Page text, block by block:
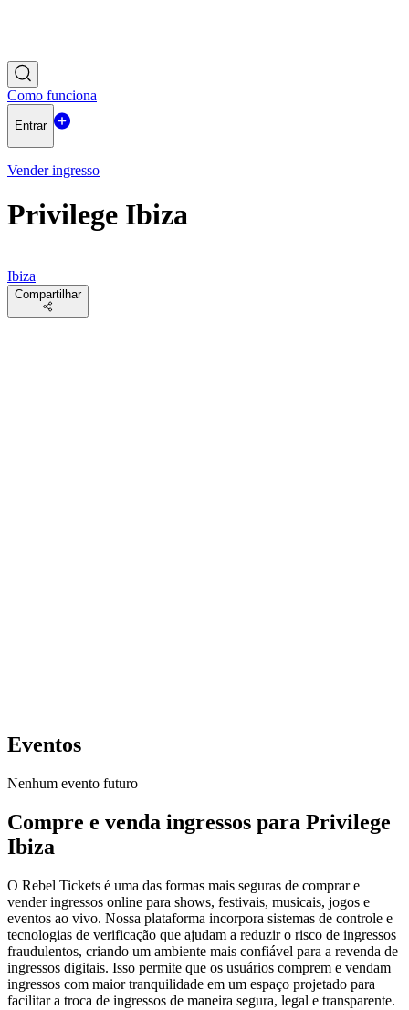
Como funciona
Entrar
Vender ingresso
Privilege Ibiza
Ibiza
Compartilhar
Eventos
Nenhum evento futuro
Compre e venda ingressos para Privilege
Ibiza
O Rebel Tickets é uma das formas mais seguras de comprar e
vender ingressos online para shows, festivais, musicais, jogos e
eventos ao vivo. Nossa plataforma incorpora sistemas de controle e
tecnologias de verificação que ajudam a reduzir o risco de ingressos
fraudulentos, criando um ambiente mais confiável para a revenda de
ingressos digitais. Isso permite que os usuários comprem e vendam
ingressos com maior tranquilidade em um espaço projetado para
facilitar a troca de ingressos de maneira segura, legal e transparente.